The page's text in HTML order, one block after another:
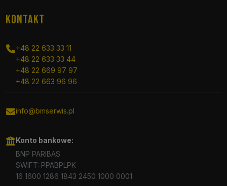
KONTAKT
+48 22 633 33 11
+48 22 633 33 44
+48 22 669 97 97
+48 22 663 96 96
info@bmserwis.pl
Konto bankowe:
BNP PARIBAS
SWIFT: PPABPLPK
16 1600 1286 1843 2450 1000 0001